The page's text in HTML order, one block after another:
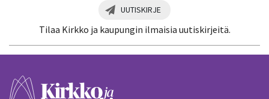
UUTISKIRJE
Tilaa Kirkko ja kaupungin ilmaisia uutiskirjeitä.